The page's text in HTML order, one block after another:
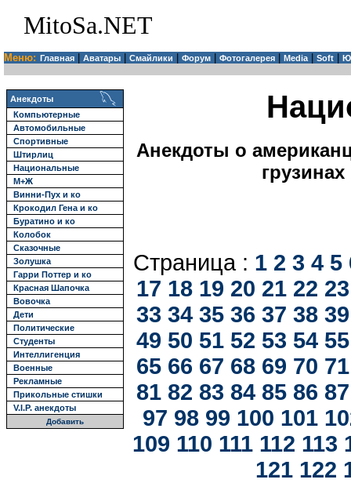
MitoSa.NET
Меню: Главная Аватары Смайлики Форум Фотогалерея Media| Soft
Анекдоты
Компьютерные
Автомобильные
Спортивные
Штирлиц
Национальные
М+Ж
Винни-Пух и ко
Крокодил Гена и ко
Буратино и ко
Колобок
Сказочные
Золушка
Гарри Поттер и ко
Красная Шапочка
Вовочка
Дети
Политические
Студенты
Интеллигенция
Военные
Рекламные
Прикольные стишки
V.I.P. анекдоты
Добавить
Анекдоты о
Страница : 1 2 3 4 5
17 18 19 20 21 22 23
33 34 35 36 37 38 39
49 50 51 52 53 54 55
65 66 67 68 69 70 71
81 82 83 84 85 86 87
97 98 99 100 101
109 110 111 112 113
121 122